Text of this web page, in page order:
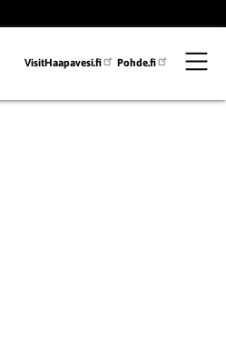
VisitHaapavesi.fi Pohde.fi